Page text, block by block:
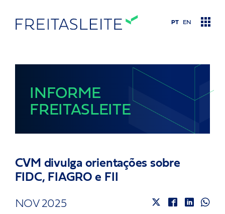
Conteúdo
Quem somos
Nosso time
PT EN
INFORME
FREITASLEITE
CVM divulga orientações sobre
FIDC, FIAGRO e FII
NOV 2025